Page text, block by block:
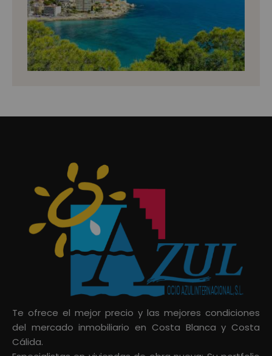
Te ofrece el mejor precio y las mejores condiciones
del mercado inmobiliario en Costa Blanca y Costa
Cálida.